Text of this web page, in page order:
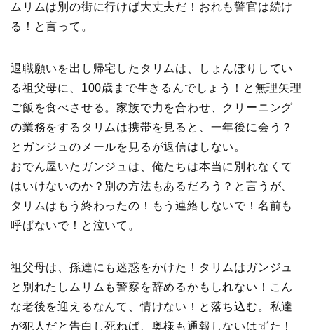
ムリムは別の街に行けば大丈夫だ！おれも警官は続け
る！と言って。
退職願いを出し帰宅したタリムは、しょんぼりしてい
る祖父母に、100歳まで生きるんでしょう！と無理矢理
ご飯を食べさせる。家族で力を合わせ、クリーニング
の業務をするタリムは携帯を見ると、一年後に会う？
とガンジュのメールを見るが返信はしない。
おでん屋いたガンジュは、俺たちは本当に別れなくて
はいけないのか？別の方法もあるだろう？と言うが、
タリムはもう終わったの！もう連絡しないで！名前も
呼ばないで！と泣いて。
祖父母は、孫達にも迷惑をかけた！タリムはガンジュ
と別れたしムリムも警察を辞めるかもしれない！こん
な老後を迎えるなんて、情けない！と落ち込む。私達
が犯人だと告白し死ねば、奥様も通報しないはずた！